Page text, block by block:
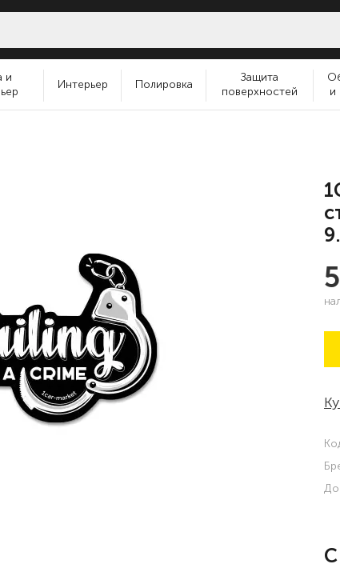
и
Интерьер Полировка
Защита
поверхностей
и